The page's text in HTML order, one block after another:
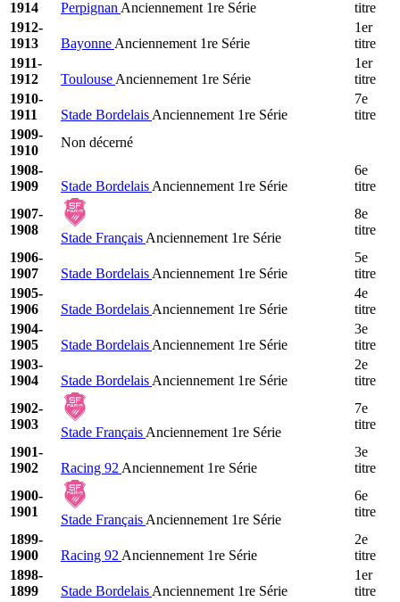
1914
Perpignan Anciennement 1re Série
titre
1912-
1913
Bayonne Anciennement 1re Série
1er
titre
1911-
1912
Toulouse Anciennement 1re Série
1er
titre
1910-
1911
Stade Bordelais Anciennement 1re Série
7e
titre
1909-
1910
Non décerné
1908-
1909
Stade Bordelais Anciennement 1re Série
6e
titre
1907-
1908
Stade Français Anciennement 1re Série
8e
titre
1906-
1907
Stade Bordelais Anciennement 1re Série
5e
titre
1905-
1906
Stade Bordelais Anciennement 1re Série
4e
titre
1904-
1905
Stade Bordelais Anciennement 1re Série
3e
titre
1903-
1904
Stade Bordelais Anciennement 1re Série
2e
titre
1902-
1903
Stade Français Anciennement 1re Série
7e
titre
1901-
1902
Racing 92 Anciennement 1re Série
3e
titre
1900-
1901
Stade Français Anciennement 1re Série
6e
titre
1899-
1900
Racing 92 Anciennement 1re Série
2e
titre
1898-
1899
Stade Bordelais Anciennement 1re Série
1er
titre